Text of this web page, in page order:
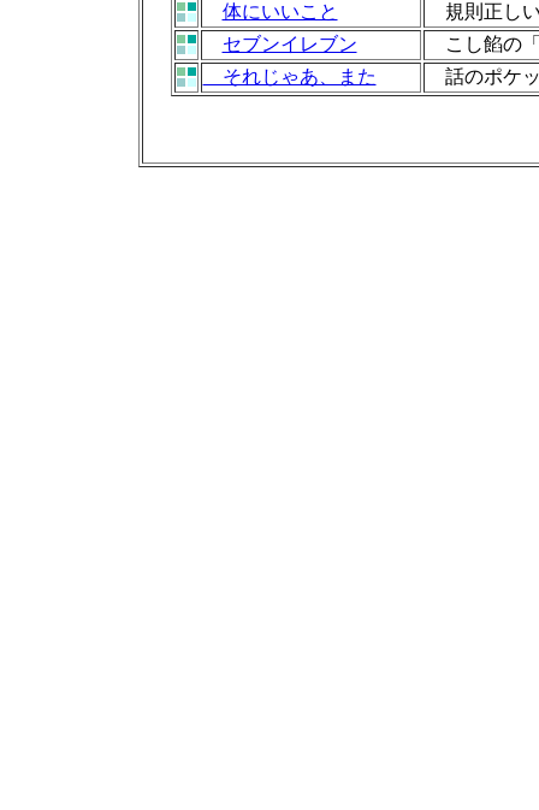
体にいいこと
規則正し
セブンイレブン
こし餡の「
それじゃあ、また
話のポケッ